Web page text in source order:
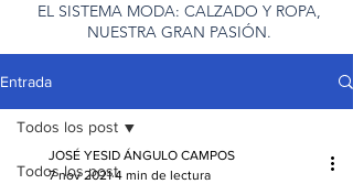
EL SISTEMA MODA: CALZADO Y ROPA,
NUESTRA GRAN PASIÓN.
Entrada
Todos los post
Todos los post
JOSÉ YESID ÁNGULO CAMPOS
7 nov 2021 4 min de lectura